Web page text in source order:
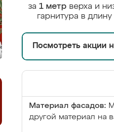
за 1 метр верха и
гарнитура в длину
Посмотреть акции
Материал фасадов:
другой материал на